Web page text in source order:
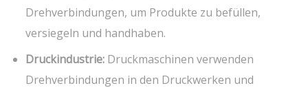
Drehverbindungen, um Produkte zu befüllen,
versiegeln und handhaben.
Druckindustrie: Druckmaschinen verwenden
Drehverbindungen in den Druckwerken und